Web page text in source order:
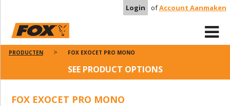
Login ofAccount Aanmaken
PRODUCTEN FOX EXOCET PRO MONO
SEE PRODUCT OPTIONS
FOX EXOCET PRO MONO